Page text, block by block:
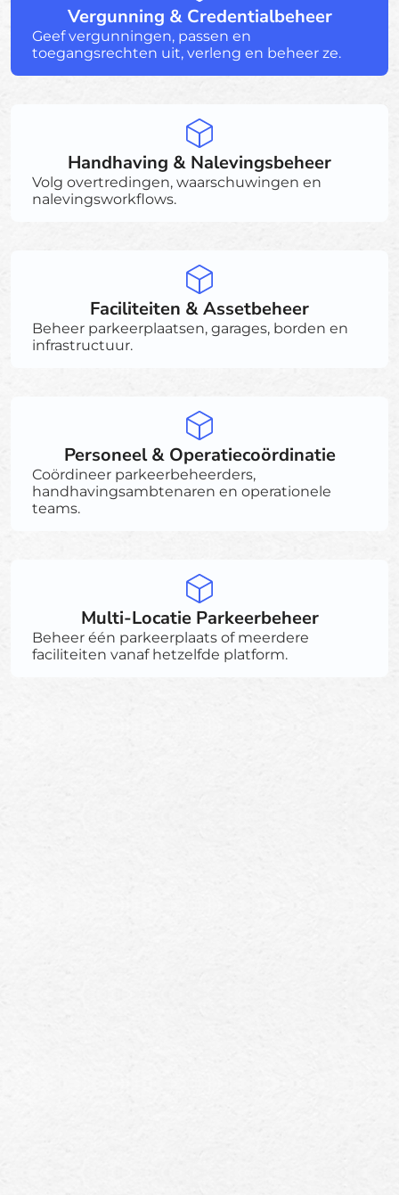
Vergunning & Credentialbeheer
Geef vergunningen, passen en
toegangsrechten uit, verleng en beheer ze.
Handhaving & Nalevingsbeheer
Volg overtredingen, waarschuwingen en
nalevingsworkflows.
Faciliteiten & Assetbeheer
Beheer parkeerplaatsen, garages, borden en
infrastructuur.
Personeel & Operatiecoördinatie
Coördineer parkeerbeheerders,
handhavingsambtenaren en operationele
teams.
Multi-Locatie Parkeerbeheer
Beheer één parkeerplaats of meerdere
faciliteiten vanaf hetzelfde platform.